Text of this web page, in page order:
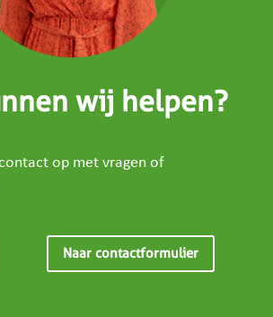
wij helpen?
op met vragen of
Naar contactformulier